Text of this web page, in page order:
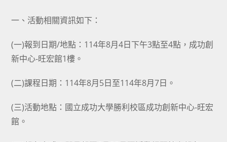
一、活動相關資訊如下：
(一)報到日期/地點：114年8月4日下午3點至4點，成功創
新中心-旺宏館1樓。
(二)課程日期：114年8月5日至114年8月7日。
(三)活動地點：國立成功大學勝利校區成功創新中心-旺宏
館。